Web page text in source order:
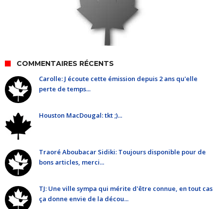
COMMENTAIRES RÉCENTS
Carolle: J écoute cette émission depuis 2 ans qu'elle
perte de temps...
Houston MacDougal: tkt ;)...
Traoré Aboubacar Sidiki: Toujours disponible pour de
bons articles, merci...
TJ: Une ville sympa qui mérite d'être connue, en tout cas
ça donne envie de la décou...